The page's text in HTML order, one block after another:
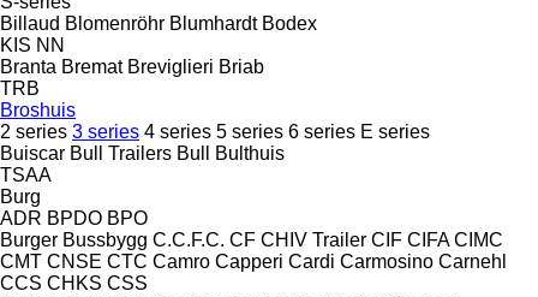
Billaud Blomenröhr Blumhardt Bodex
KIS NN
Branta Bremat Breviglieri Briab
TRB
Broshuis
2 series 3 series 4 series 5 series 6 series E series
Buiscar Bull Trailers Bull
Bulthuis
TSAA
Burg
ADR BPDO BPO
Burger Bussbygg C.C.F.C. CF CHIV Trailer CIF CIFA CIMC
CMT CNSE CTC Camro Capperi Cardi Carmosino Carnehl
CCS CHKS CSS